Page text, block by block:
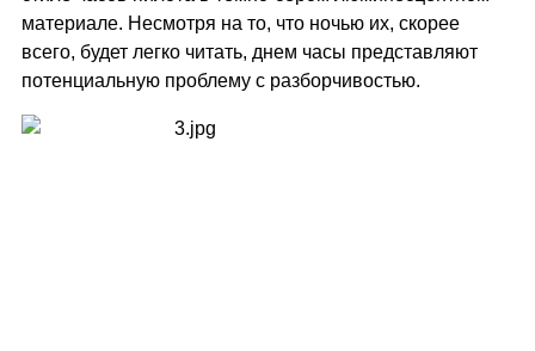
материале. Несмотря на то, что ночью их, скорее
всего, будет легко читать, днем часы представляют
потенциальную проблему с разборчивостью.